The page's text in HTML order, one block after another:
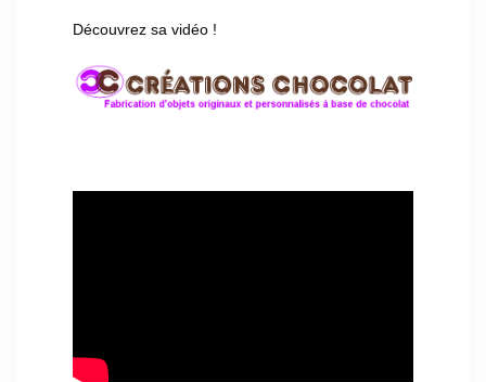
Découvrez sa vidéo !